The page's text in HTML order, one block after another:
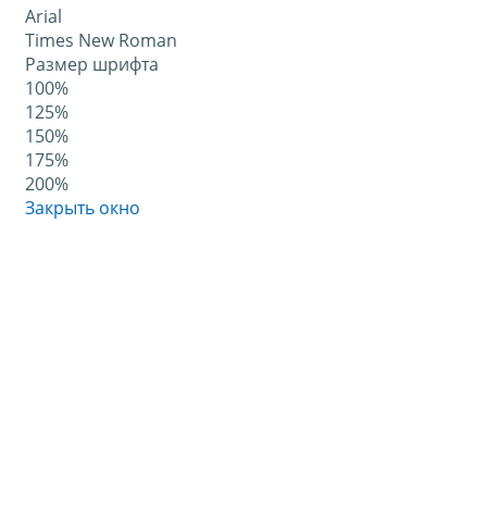
Arial
Times New Roman
Размер шрифта
100%
125%
150%
175%
200%
Закрыть окно